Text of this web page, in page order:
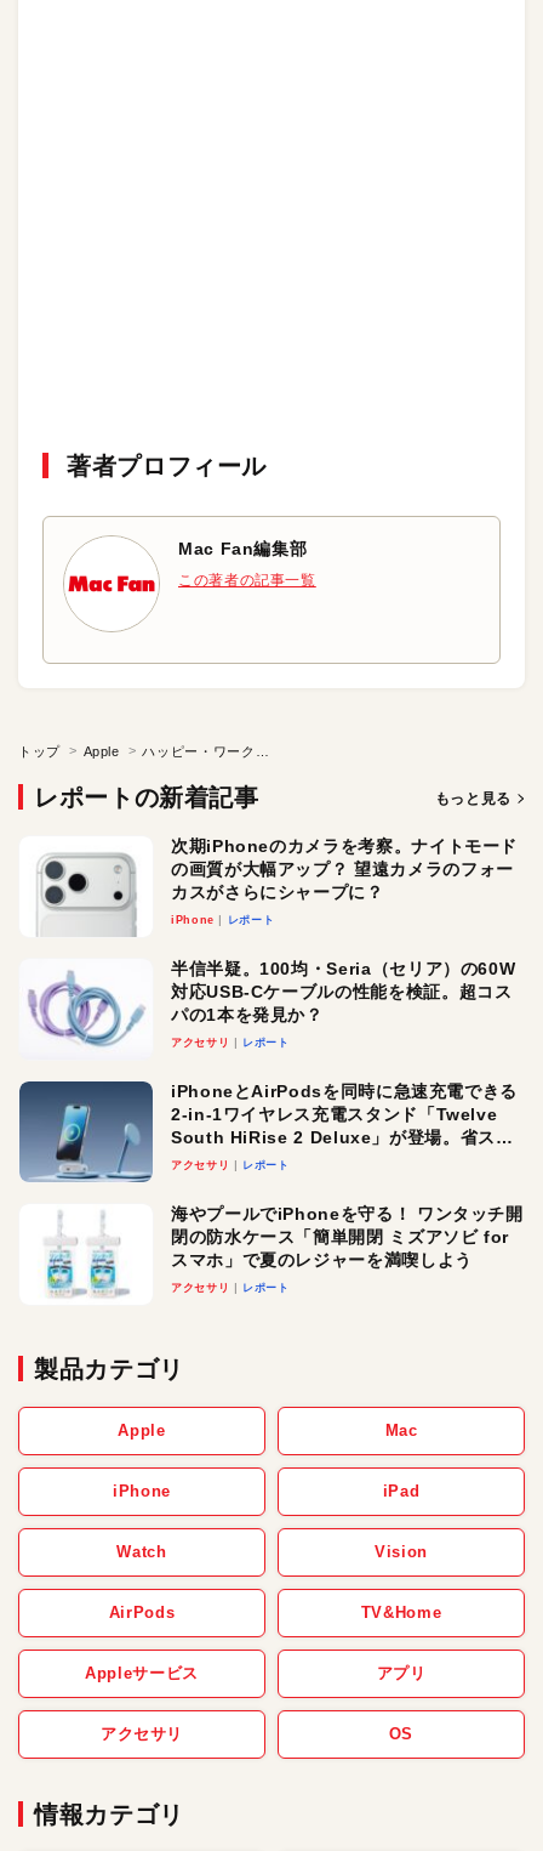
著者プロフィール
Mac Fan編集部
この著者の記事一覧
トップ Apple
レポートの新着記事 もっと見る
次期iPhoneのカメラを考察。ナイトモード
の画質が大幅アップ？ 望遠カメラのフォー
カスがさらにシャープに？
iPhone レポート
半信半疑。100均・Seria（セリア）の60W
対応USB-Cケーブルの性能を検証。超コス
パの1本を発見か？
アクセサリ レポート
iPhoneとAirPodsを同時に急速充電できる
2-in-1ワイヤレス充電スタンド「Twelve
South HiRise 2 Deluxe」が登場。省スペ
ースでおしゃれに充電したい人にオスス
アクセサリ レポート
海やプールでiPhoneを守る！ ワンタッチ開
閉の防水ケース「簡単開閉 ミズアソビ for
スマホ」で夏のレジャーを満喫しよう
アクセサリ レポート
製品カテゴリ
Apple Mac
iPhone iPad
Watch Vision
AirPods TV&Home
Appleサービス アプリ
アクセサリ OS
情報カテゴリ